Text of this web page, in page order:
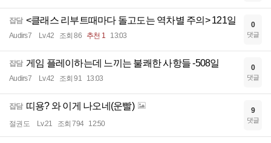
잡담 <클래스 리부트때마다 돌고도는 역차별 주의> 121일
Audirs7 Lv.42 조회 86 추천 1 13:03
0
댓글
잡담 게임 플레이하는데 느끼는 불쾌한 사항들 -508일
Audirs7 Lv.42 조회 91 13:03
0
댓글
잡담 띠용? 와 이게 나오네(운빨)
절권도 Lv.21 조회 794 12:50
9
댓글